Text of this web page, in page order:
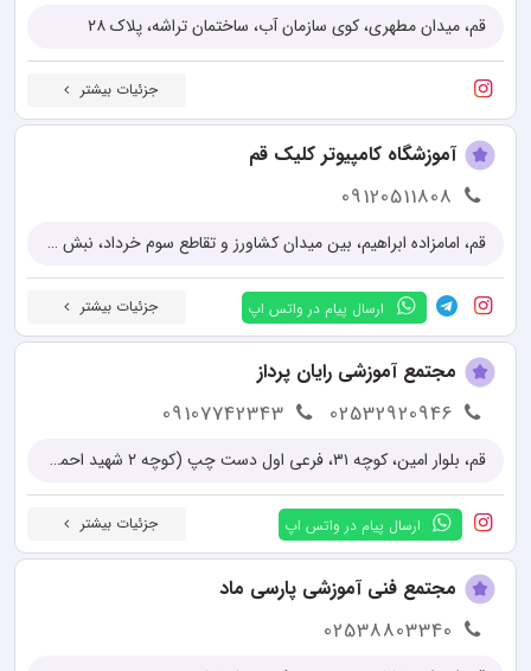
قم، میدان مطهری، کوی سازمان آب، ساختمان تراشه، پلاک ۲۸
جزئیات بیشتر
آموزشگاه کامپیوتر کلیک قم
09120511808
قم، امامزاده ابراهیم، بین میدان کشاورز و‌ تقاطع سوم خرداد، نبش کوچه ۶۶ جنب مسجد
ارسال پیام در واتس اپ جزئیات بیشتر
مجتمع آموزشی رایان پرداز
02532920946
09107742343
قم، بلوار امین، کوچه ۳۱، فرعی اول دست چپ (کوچه ۲ شهید احمدی)، پلاک 40
ارسال پیام در واتس اپ جزئیات بیشتر
مجتمع فنی آموزشی پارسی ماد
02538803340